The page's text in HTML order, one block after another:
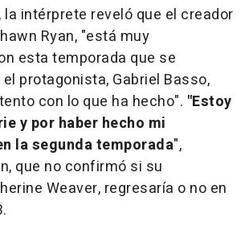
la intérprete reveló que el creador
Ryan, "está muy
esta temporada que se
protagonista, Gabriel Basso,
con lo que ha hecho". "Estoy
y por haber hecho mi
la segunda temporada",
que no confirmó si su
Weaver, regresaría o no en